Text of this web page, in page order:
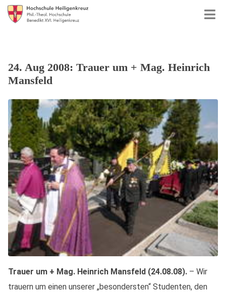
24. Aug 2008: Trauer um + Mag. Heinrich
Mansfeld
Trauer um + Mag. Heinrich Mansfeld (24.08.08). – Wir
trauern um einen unserer „besondersten“ Studenten, den